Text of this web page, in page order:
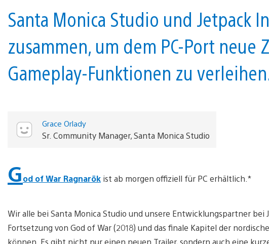
Santa Monica Studio und Jetpack
zusammen, um dem PC-Port neue
Gameplay-Funktionen zu
Grace Orlady
Sr. Community Manager, Santa Monica Studio
God of War Ragnarök ist ab morgen offiziell für PC erhältlich.*
Wir alle bei Santa Monica Studio und unsere Entwicklungspartner
Fortsetzung von God of War (2018) und das finale Kapitel der
können. Es gibt nicht nur einen neuen Trailer, sondern auch eine